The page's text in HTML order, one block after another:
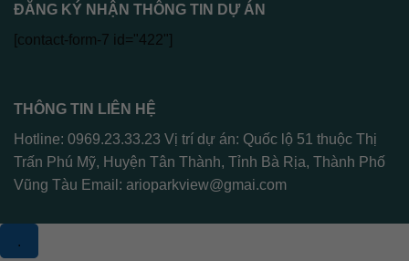
ĐĂNG KÝ NHẬN THÔNG TIN DỰ ÁN
[contact-form-7 id="422"]
THÔNG TIN LIÊN HỆ
Hotline: 0969.23.33.23 Vị trí dự án: Quốc lộ 51 thuộc Thị
Trấn Phú Mỹ, Huyện Tân Thành, Tỉnh Bà Rịa, Thành Phố
Vũng Tàu Email: arioparkview@gmai.com
.